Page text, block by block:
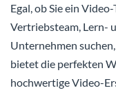
Egal, ob Sie ein
Vertriebsteam, Lern-
Unternehmen
bietet die perfekten
hochwertige Video-